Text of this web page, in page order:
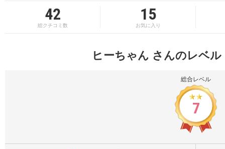
42
総クチコミ数
15
お気に入り
ヒーちゃん さんのレベ
総合レベル
7